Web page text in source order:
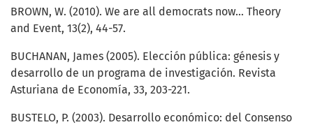
BROWN, W. (2010). We are all democrats now… Theory
and Event, 13(2), 44-57.
BUCHANAN, James (2005). Elección pública: génesis y
desarrollo de un programa de investigación. Revista
Asturiana de Economía, 33, 203-221.
BUSTELO, P. (2003). Desarrollo económico: del Consenso